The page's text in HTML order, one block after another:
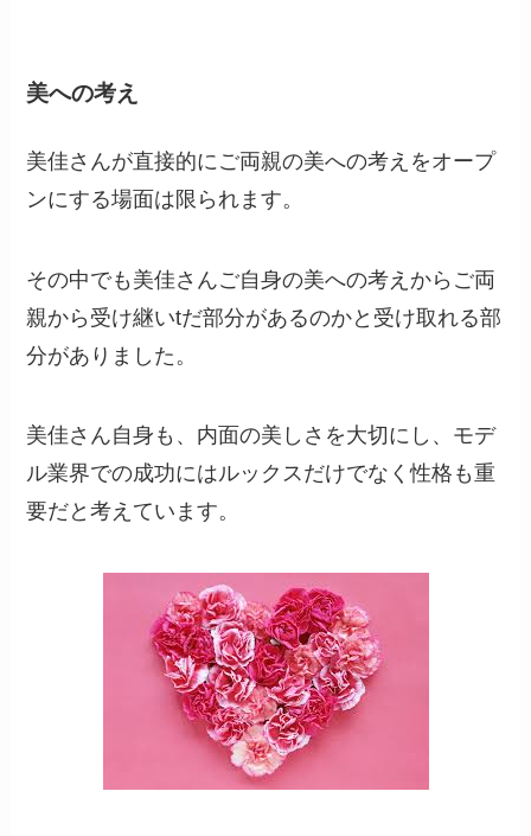
美への考え
美佳さんが直接的にご両親の美への考えをオープ
ンにする場面は限られます。
その中でも美佳さんご自身の美への考えからご両
親から受け継いtだ部分があるのかと受け取れる部
分がありました。
美佳さん自身も、内面の美しさを大切にし、モデ
ル業界での成功にはルックスだけでなく性格も重
要だと考えています。